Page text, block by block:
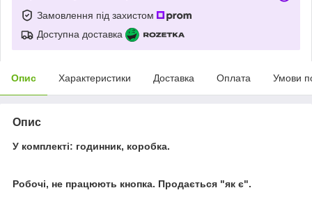
Замовлення під захистом
Доступна доставка
Опис Характеристики Доставка Оплата Умови
Опис
У комплекті: годинник, коробка.
Робочі, не працюють кнопка. Продається "як є".